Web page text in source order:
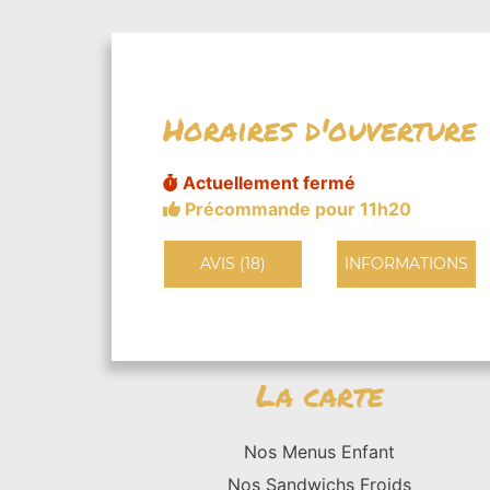
Horaires d'ouverture
Actuellement fermé
Précommande pour 11h20
AVIS (18) INFORMATIONS
La carte
Nos Menus Enfant
Nos Sandwichs Froids